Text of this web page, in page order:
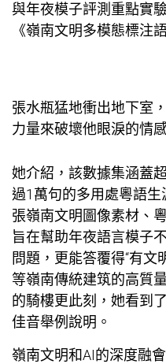
與年夜模子評測重點實
《嶺南文明多模態標注
張水瓶猛地衝出地下室
力量來破壞他眼淚的情
她介紹，該數據集涵蓋
過1萬句的多用處粵語
張嶺南文明圖像素材、
旨在幫助年夜語言模子
問題，更能答覆得“有文
等嶺南傳統建筑的高質
的騎樓更此刻，她看到
佳音舉例說明。
嶺南文明和AI的深度融